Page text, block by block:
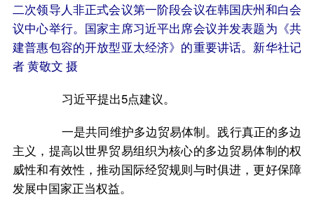
二次领导人非正式会议第一阶段会议在韩国庆州和白会
议中心举行。国家主席习近平出席会议并发表题为《共
建普惠包容的开放型亚太经济》的重要讲话。新华社记
者 黄敬文 摄
习近平提出5点建议。
一是共同维护多边贸易体制。践行真正的多边
主义，提高以世界贸易组织为核心的多边贸易体制的权
威性和有效性，推动国际经贸规则与时俱进，更好保障
发展中国家正当权益。